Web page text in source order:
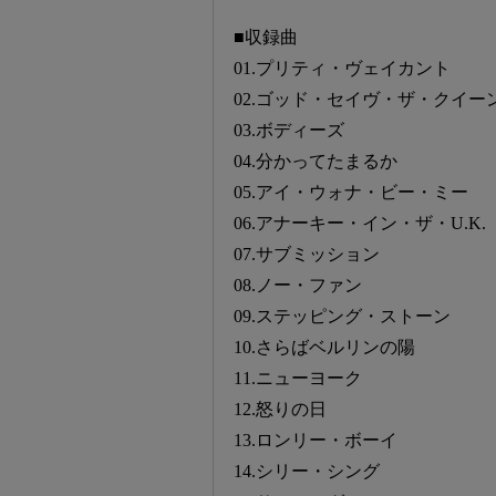
■収録曲
01.プリティ・ヴェイカント
02.ゴッド・セイヴ・ザ・クイー
03.ボディーズ
04.分かってたまるか
05.アイ・ウォナ・ビー・ミー
06.アナーキー・イン・ザ・U.K.
07.サブミッション
08.ノー・ファン
09.ステッピング・ストーン
10.さらばベルリンの陽
11.ニューヨーク
12.怒りの日
13.ロンリー・ボーイ
14.シリー・シング